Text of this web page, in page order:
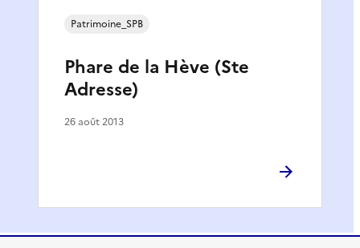
Phare de la Hève (Ste
Adresse)
Patrimoine_SPB
26 août 2013